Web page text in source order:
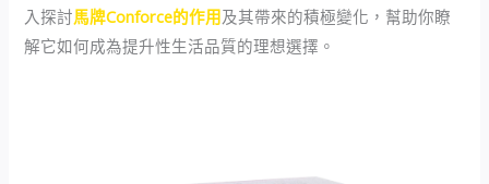
入探討馬牌Conforce的作用及其帶來的積極變化，幫助你瞭
解它如何成為提升性生活品質的理想選擇。